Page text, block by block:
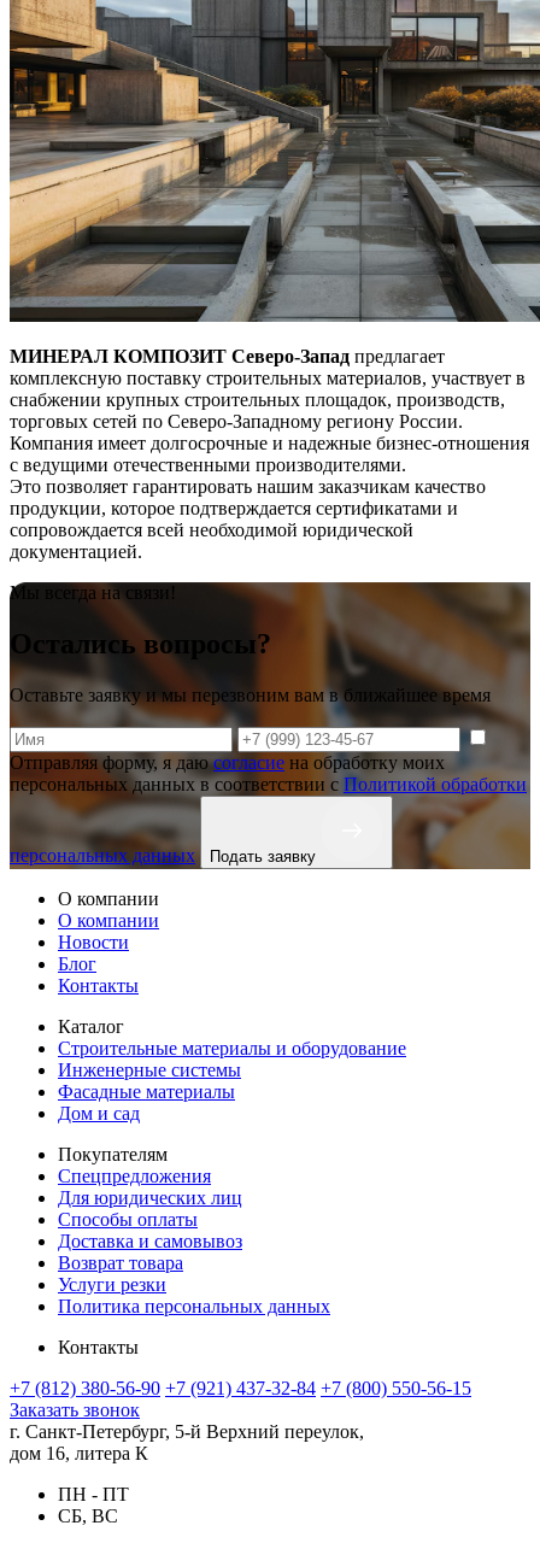
МИНЕРАЛ КОМПОЗИТ Северо-Запад предлагает
комплексную поставку строительных материалов, участвует в
снабжении крупных строительных площадок, производств,
торговых сетей по Северо-Западному региону России.
Компания имеет долгосрочные и надежные бизнес-отношения
с ведущими отечественными производителями.
Это позволяет гарантировать нашим заказчикам качество
продукции, которое подтверждается сертификатами и
сопровождается всей необходимой юридической
документацией.
Мы всегда на связи!
Остались вопросы?
Оставьте заявку и мы перезвоним вам в ближайшее время
Отправляя форму, я даюсогласие на обработку моих
персональных данных в соответствии с Политикой обработки
персональных данных Подать заявку
О компании
О компании
Новости
Блог
Контакты
Каталог
Строительные материалы и оборудование
Инженерные системы
Фасадные материалы
Дом и сад
Покупателям
Спецпредложения
Для юридических лиц
Способы оплаты
Доставка и самовывоз
Возврат товара
Услуги резки
Политика персональных данных
Контакты
+7 (812) 380-56-90 +7 (921) 437-32-84 +7 (800) 550-56-15
Заказать звонок
г. Санкт-Петербург, 5-й Верхний переулок,
дом 16, литера К
ПН - ПТ
СБ, ВС